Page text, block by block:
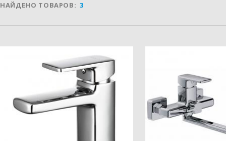
НАЙДЕНО ТОВАРОВ: 3